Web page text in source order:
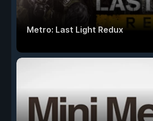
Metro: Last Light Redux